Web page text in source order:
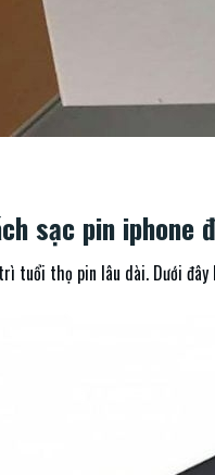
sạc pin iphone
tuổi thọ pin lâu dài. Dưới